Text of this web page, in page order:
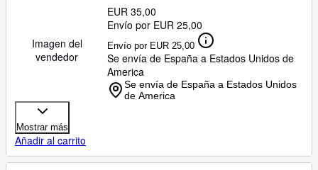
Imagen del
vendedor
EUR 35,00
Envío por EUR 25,00
Envío por EUR 25,00
Se envía de España a Estados Unidos de
America
Se envía de España a Estados Unidos
de America
Mostrar más
Añadir al carrito